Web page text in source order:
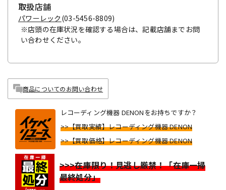
取扱店舗
パワーレック (03-5456-8809)
※店頭の在庫状況を確認する場合は、記載店舗までお問
い合わせください。
商品についてのお問い合わせ
レコーディング機器 DENONをお持ちですか？
>>【買取実績】レコーディング機器 DENON
>>【買取価格】レコーディング機器 DENON
>>>在庫限り！見逃し厳禁！「在庫一掃
最終処分」